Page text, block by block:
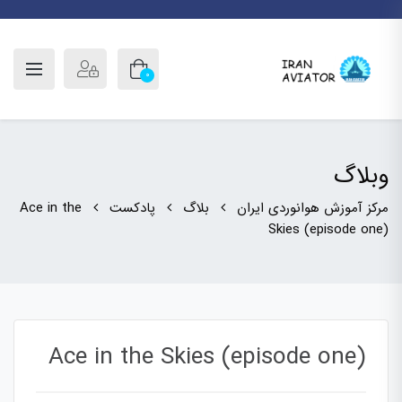
0
وبلاگ
مرکز آموزش هوانوردی ایران بلاگ پادکست
Ace in the
Skies (episode one)
Ace in the Skies (episode one)